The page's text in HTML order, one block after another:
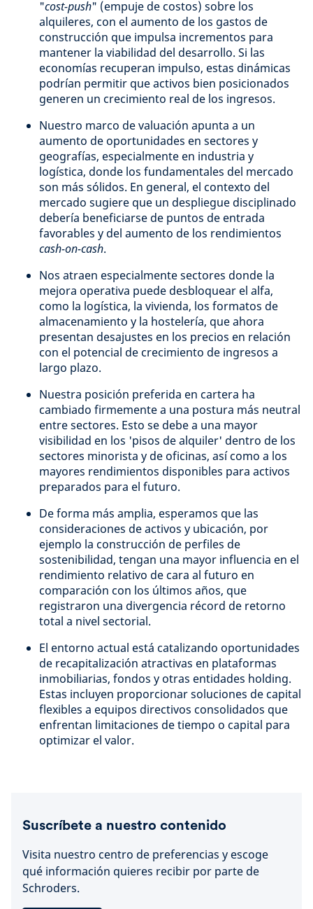
"cost-push" (empuje de costos) sobre los
alquileres, con el aumento de los gastos de
construcción que impulsa incrementos para
mantener la viabilidad del desarrollo. Si las
economías recuperan impulso, estas dinámicas
podrían permitir que activos bien posicionados
generen un crecimiento real de los ingresos.
Nuestro marco de valuación apunta a un
aumento de oportunidades en sectores y
geografías, especialmente en industria y
logística, donde los fundamentales del mercado
son más sólidos. En general, el contexto del
mercado sugiere que un despliegue disciplinado
debería beneficiarse de puntos de entrada
favorables y del aumento de los rendimientos
cash-on-cash.
Nos atraen especialmente sectores donde la
mejora operativa puede desbloquear el alfa,
como la logística, la vivienda, los formatos de
almacenamiento y la hostelería, que ahora
presentan desajustes en los precios en relación
con el potencial de crecimiento de ingresos a
largo plazo.
Nuestra posición preferida en cartera ha
cambiado firmemente a una postura más neutral
entre sectores. Esto se debe a una mayor
visibilidad en los 'pisos de alquiler' dentro de los
sectores minorista y de oficinas, así como a los
mayores rendimientos disponibles para activos
preparados para el futuro.
De forma más amplia, esperamos que las
consideraciones de activos y ubicación, por
ejemplo la construcción de perfiles de
sostenibilidad, tengan una mayor influencia en el
rendimiento relativo de cara al futuro en
comparación con los últimos años, que
registraron una divergencia récord de retorno
total a nivel sectorial.
El entorno actual está catalizando oportunidades
de recapitalización atractivas en plataformas
inmobiliarias, fondos y otras entidades holding.
Estas incluyen proporcionar soluciones de capital
flexibles a equipos directivos consolidados que
enfrentan limitaciones de tiempo o capital para
optimizar el valor.
Suscríbete a nuestro contenido
Visita nuestro centro de preferencias y escoge
qué información quieres recibir por parte de
Schroders.